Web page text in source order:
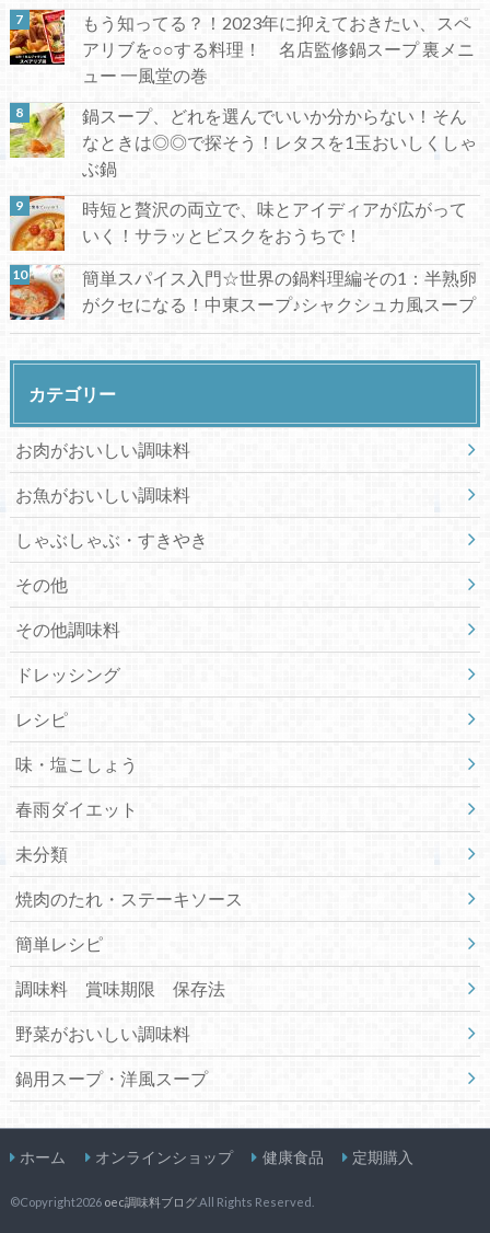
もう知ってる？！2023年に抑えておきたい、スペ
アリブを○○する料理！ 名店監修鍋スープ 裏メニ
ュー 一風堂の巻
鍋スープ、どれを選んでいいか分からない！そん
なときは◎◎で探そう！レタスを1玉おいしくしゃ
ぶ鍋
時短と贅沢の両立で、味とアイディアが広がって
いく！サラッとビスクをおうちで！
簡単スパイス入門☆世界の鍋料理編その1：半熟卵
がクセになる！中東スープ♪シャクシュカ風スープ
カテゴリー
お肉がおいしい調味料
お魚がおいしい調味料
しゃぶしゃぶ・すきやき
その他
その他調味料
ドレッシング
レシピ
味・塩こしょう
春雨ダイエット
未分類
焼肉のたれ・ステーキソース
簡単レシピ
調味料 賞味期限 保存法
野菜がおいしい調味料
鍋用スープ・洋風スープ
ホーム オンラインショップ 健康食品 定期購入
©Copyright2026 oec調味料ブログ.All Rights Reserved.